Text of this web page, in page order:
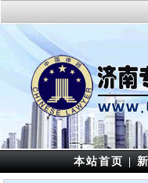
本站首页|